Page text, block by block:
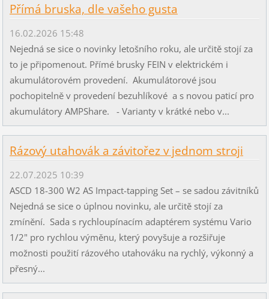
Přímá bruska, dle vašeho gusta
16.02.2026 15:48
Nejedná se sice o novinky letošního roku, ale určitě stojí za
to je připomenout. Přímé brusky FEIN v elektrickém i
akumulátorovém provedení. Akumulátorové jsou
pochopitelně v provedení bezuhlíkové a s novou paticí pro
akumulátory AMPShare. - Varianty v krátké nebo v...
Rázový utahovák a závitořez v jednom stroji
22.07.2025 10:39
ASCD 18-300 W2 AS Impact-tapping Set – se sadou závitníků
Nejedná se sice o úplnou novinku, ale určitě stojí za
zmínění. Sada s rychloupínacím adaptérem systému Vario
1/2" pro rychlou výměnu, který povyšuje a rozšiřuje
možnosti použití rázového utahováku na rychlý, výkonný a
přesný...